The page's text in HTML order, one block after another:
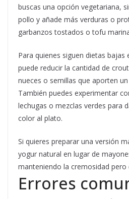
buscas una opción vegetariana,
pollo y añade más verduras o
garbanzos tostados o tofu
Para quienes siguen dietas bajas
puede reducir la cantidad de
nueces o semillas que aporten
También puedes experimentar
lechugas o mezclas verdes para
color al plato.
Si quieres preparar una versión
yogur natural en lugar de
manteniendo la cremosidad pero
Errores